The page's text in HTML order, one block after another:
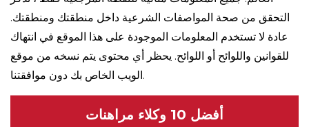
التحقق من صحة المواصفات الشرعية داخل منطقتك ومنطقتك.
عادة لا تستخدم المعلومات الموجودة على هذا الموقع في انتهاك
للقوانين واللوائح أو اللوائح. يحظر أي محتوى يتم نسخه من موقع
الويب الخاص بك دون موافقتنا.
أفضل 10 وكلاء مراهنات